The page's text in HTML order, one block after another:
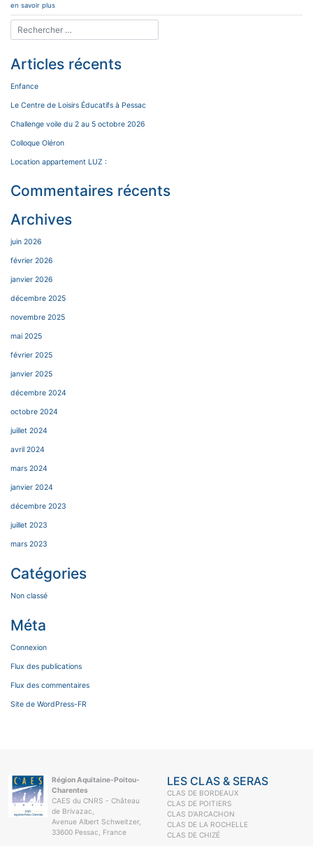
en savoir plus
Articles récents
Enfance
Le Centre de Loisirs Éducatifs à Pessac
Challenge voile du 2 au 5 octobre 2026
Colloque Oléron
Location appartement LUZ :
Commentaires récents
Archives
juin 2026
février 2026
janvier 2026
décembre 2025
novembre 2025
mai 2025
février 2025
janvier 2025
décembre 2024
octobre 2024
juillet 2024
avril 2024
mars 2024
janvier 2024
décembre 2023
juillet 2023
mars 2023
Catégories
Non classé
Méta
Connexion
Flux des publications
Flux des commentaires
Site de WordPress-FR
Région Aquitaine-Poitou-
Charentes
CAES du CNRS - Château
de Brivazac,
Avenue Albert Schweitzer,
33600 Pessac, France
LES CLAS & SERAS
CLAS DE BORDEAUX
CLAS DE POITIERS
CLAS D'ARCACHON
CLAS DE LA ROCHELLE
CLAS DE CHIZÉ